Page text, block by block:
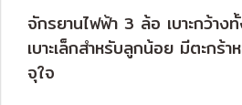
จักรยานไฟฟ้า 3 ล้อ เบาะกว้า
เบาะเล็กสำหรับลูกน้อย มีตะกร้
จุใจ